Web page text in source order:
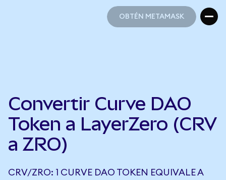
OBTÉN METAMASK
Convertir Curve DAO
Token a LayerZero (CRV
a ZRO)
CRV/ZRO: 1 CURVE DAO TOKEN EQUIVALE A